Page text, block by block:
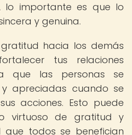
lo importante es que lo
y genuina.
hacia los demás
tus relaciones
que las personas se
apreciadas cuando se
acciones. Esto puede
virtuoso de gratitud y
que todos se benefician